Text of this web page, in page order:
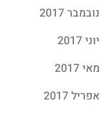
נובמבר 2017
יוני 2017
מאי 2017
אפריל 2017